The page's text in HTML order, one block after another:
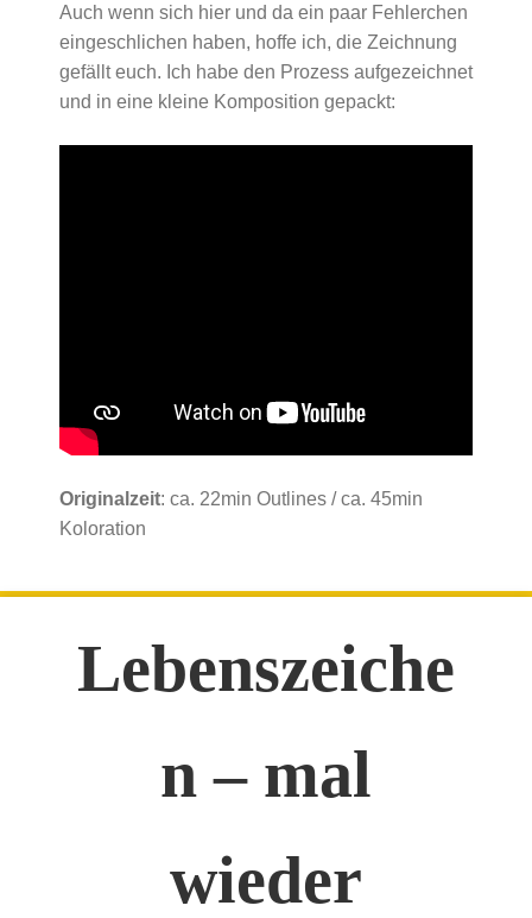
Auch wenn sich hier und da ein paar Fehlerchen
eingeschlichen haben, hoffe ich, die Zeichnung
gefällt euch. Ich habe den Prozess aufgezeichnet
und in eine kleine Komposition gepackt:
Originalzeit: ca. 22min Outlines / ca. 45min
Koloration
Lebenszeiche
n – mal
wieder